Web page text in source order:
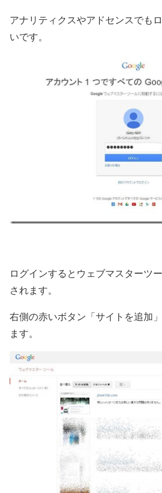
アナリティクスやアドセンスでも
いです。
ログインするとウェブマスターツ
されます。
右側の赤いボタン「サイトを追加
ます。